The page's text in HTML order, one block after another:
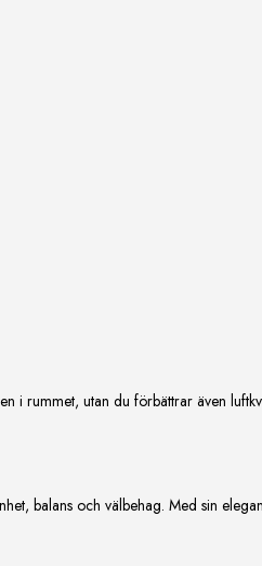
rummet, utan du förbättrar även
balans och välbehag. Med sin